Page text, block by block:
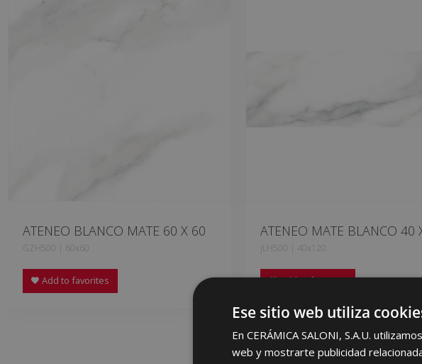
ATENEO BLANCO MATE 60 X 60
GZH500 | 60x60
Add to favorites
ATENEO MATE BLANCO 40
JLH500 | 40x120
Add to favorites
Ese sitio web utiliza
En CERÁMICA SALONI, S.A.U.
web y mostrarte publicidad